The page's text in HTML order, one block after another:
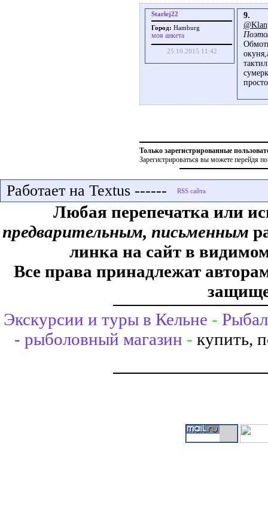
Starlej22
Город: Hamburg
моя анкета
25.10.2015 11:42
9.
Только зарегистрированные
Зарегистрироваться вы можете перейдя
Работает на Textus ------
Любая перепечатка или
предварительным, письменным
линка на сайт в
Все права принадлежат
Экскурсии и туры в Кельне -
- рыболовный магазин - купить,